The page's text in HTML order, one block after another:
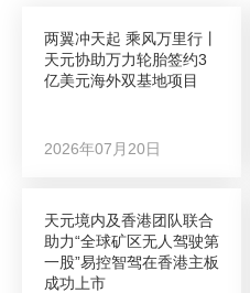
两翼冲天起 乘风万里行丨
天元协助万力轮胎签约3
亿美元海外双基地项目
2026年07月20日
天元境内及香港团队联合
助力“全球矿区无人驾驶第
一股”易控智驾在香港主板
成功上市